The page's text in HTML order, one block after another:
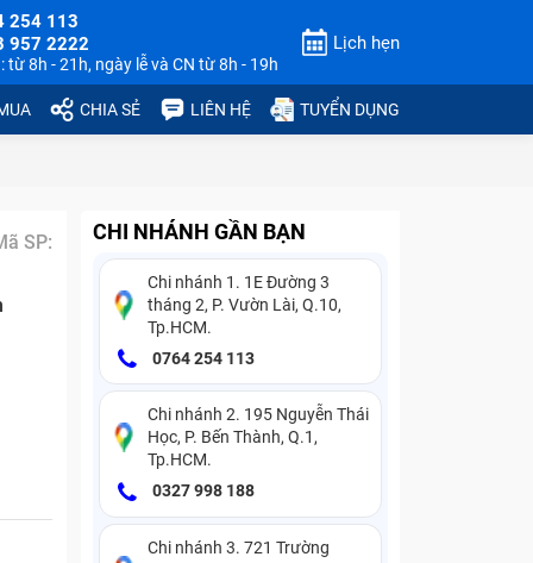
254 113
957 2222
từ 8h - 21h, ngày lễ và CN từ 8h - 19h
Lịch hẹn
CHIA SẺ LIÊN HỆ TUYỂN DỤNG
SP: CHI NHÁNH GẦN BẠN
Chi nhánh 1. 1E Đường 3
tháng 2, P. Vườn Lài, Q.10,
Tp.HCM.
0764 254 113
Chi nhánh 2. 195 Nguyễn Thái
Học, P. Bến Thành, Q.1,
Tp.HCM.
0327 998 188
Chi nhánh 3. 721 Trường